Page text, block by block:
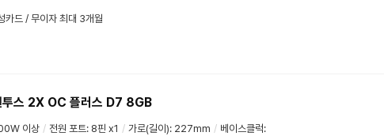
드 / 무이자 최대 3개월
스 2X OC 플러스 D7 8GB
이상 / 전원 포트: 8핀 x1 / 가로(길이): 227mm / 베이스클럭: